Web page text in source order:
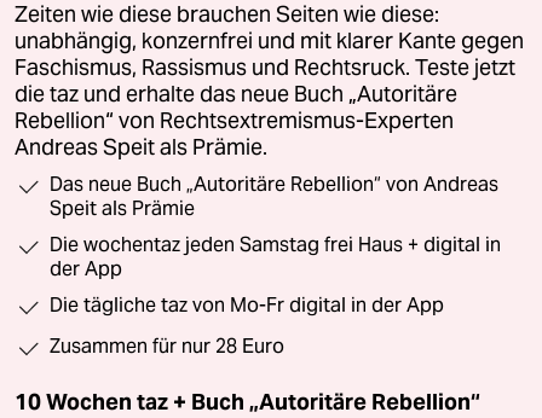
Zeiten wie diese brauchen Seiten wie diese:
unabhängig, konzernfrei und mit klarer Kante gegen
Faschismus, Rassismus und Rechtsruck. Teste jetzt
die taz und erhalte das neue Buch „Autoritäre
Rebellion“ von Rechtsextremismus-Experten
Andreas Speit als Prämie.
Das neue Buch „Autoritäre Rebellion“ von Andreas
Speit als Prämie
Die wochentaz jeden Samstag frei Haus + digital in
der App
Die tägliche taz von Mo-Fr digital in der App
Zusammen für nur 28 Euro
10 Wochen taz + Buch „Autoritäre Rebellion“